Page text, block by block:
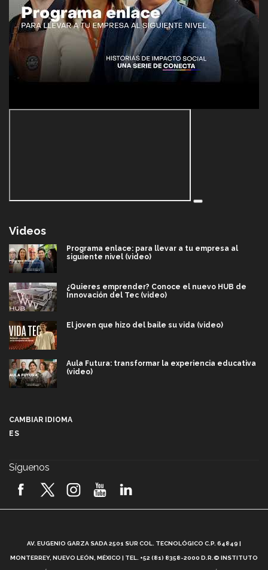
Videos
Programa enlace: para llevar a tu empresa al
siguiente nivel (video)
¿Quieres emprender? Conoce el nuevo HUB de
Innovación del Tec (video)
El joven que hizo del baile su vida (video)
Aula Futura: transformar la experiencia educativa
(video)
2026! (video)
¿Cómo es el Modelo Educativo Tec? (video)
CAMBIAR IDIOMA
ES
Síguenos
AV. EUGENIO GARZA SADA 2501 SUR COL. TECNOLÓGICO C.P. 64849 |
MONTERREY, NUEVO LEÓN, MÉXICO | TEL. +52 (81) 8358-2000 D.R.© INSTITUTO